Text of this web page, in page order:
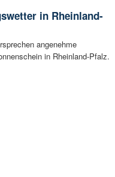
in Rheinland-
angenehme
in Rheinland-Pfalz.